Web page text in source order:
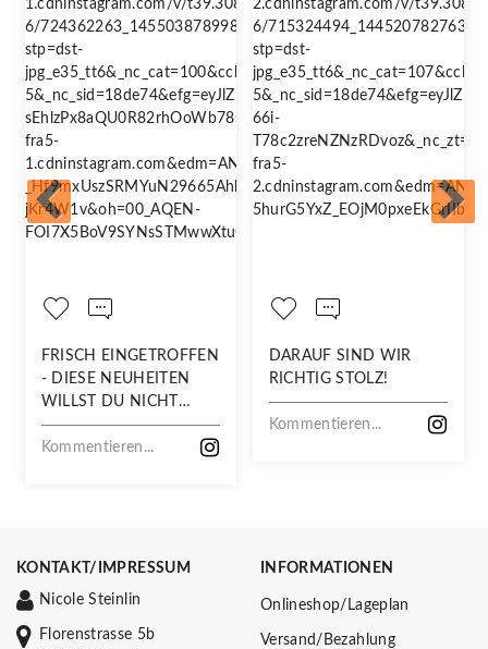
FRISCH EINGETROFFEN
- DIESE NEUHEITEN
WILLST DU NICHT
VERPASSEN!
Kommentieren...
DARAUF SIND WIR
RICHTIG STOLZ!
Kommentieren...
KONTAKT/IMPRESSUM
Nicole Steinlin
Florenstrasse 5b
INFORMATIONEN
Onlineshop/Lageplan
Versand/Bezahlung